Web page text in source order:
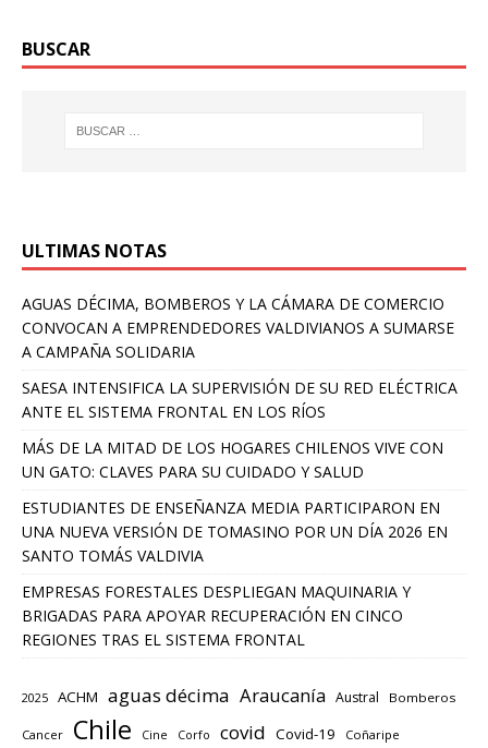
BUSCAR
ULTIMAS NOTAS
AGUAS DÉCIMA, BOMBEROS Y LA CÁMARA DE COMERCIO
CONVOCAN A EMPRENDEDORES VALDIVIANOS A SUMARSE
A CAMPAÑA SOLIDARIA
SAESA INTENSIFICA LA SUPERVISIÓN DE SU RED ELÉCTRICA
ANTE EL SISTEMA FRONTAL EN LOS RÍOS
MÁS DE LA MITAD DE LOS HOGARES CHILENOS VIVE CON
UN GATO: CLAVES PARA SU CUIDADO Y SALUD
ESTUDIANTES DE ENSEÑANZA MEDIA PARTICIPARON EN
UNA NUEVA VERSIÓN DE TOMASINO POR UN DÍA 2026 EN
SANTO TOMÁS VALDIVIA
EMPRESAS FORESTALES DESPLIEGAN MAQUINARIA Y
BRIGADAS PARA APOYAR RECUPERACIÓN EN CINCO
REGIONES TRAS EL SISTEMA FRONTAL
2025 ACHM aguas décima Araucanía Austral Bomberos
Cancer Chile Cine Corfo covid Covid-19 Coñaripe